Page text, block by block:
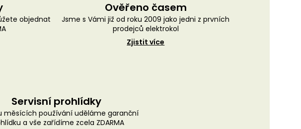
objednat
Ověřeno časem
Jsme s Vámi již od roku 2009 jako jedni z prvních
prodejců elektrokol
Zjistit více
Servisní prohlídky
měsících používání uděláme garanční
a vše zařídíme zcela ZDARMA